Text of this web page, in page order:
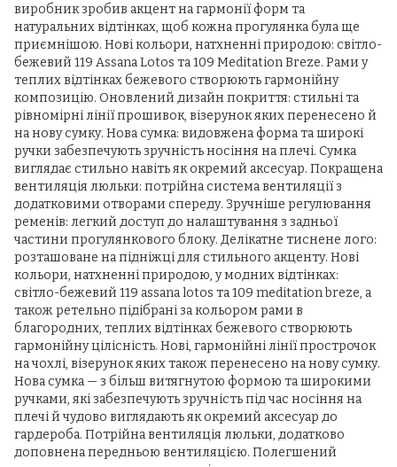
виробник зробив акцент на гармонії форм та
натуральних відтінках, щоб кожна прогулянка була ще
приємнішою. Нові кольори, натхненні природою: світло-
бежевий 119 Assana Lotos та 109 Meditation Breze. Рами у
теплих відтінках бежевого створюють гармонійну
композицію. Оновлений дизайн покриття: стильні та
рівномірні лінії прошивок, візерунок яких перенесено й
на нову сумку. Нова сумка: видовжена форма та широкі
ручки забезпечують зручність носіння на плечі. Сумка
виглядає стильно навіть як окремий аксесуар. Покращена
вентиляція люльки: потрійна система вентиляції з
додатковими отворами спереду. Зручніше регулювання
ременів: легкий доступ до налаштування з задньої
частини прогулянкового блоку. Делікатне тиснене лого:
розташоване на підніжці для стильного акценту. Нові
кольори, натхненні природою, у модних відтінках:
світло-бежевий 119 assana lotos та 109 meditation breze, а
також ретельно підібрані за кольором рами в
благородних, теплих відтінках бежевого створюють
гармонійну цілісність. Нові, гармонійні лінії прострочок
на чохлі, візерунок яких також перенесено на нову сумку.
Нова сумка — з більш витягнутою формою та широкими
ручками, які забезпечують зручність під час носіння на
плечі й чудово виглядають як окремий аксесуар до
гардероба. Потрійна вентиляція люльки, додатково
доповнена передньою вентиляцією. Полегшений